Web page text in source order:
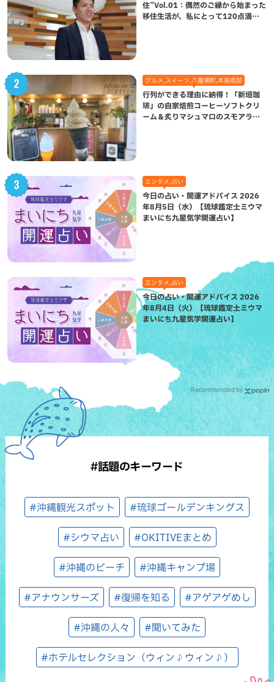
住”Vol.01：偶然のご縁から始まった
移住生活が、私にとって120点満点
グルメ,スイーツ,八重瀬町,本島南部
行列ができる理由に納得！「新垣珈
琲」の自家焙煎コーヒーソフトクリ
ーム＆炙りマシュマロのスモアラテ
エンタメ,占い
今日の占い・開運アドバイス 2026
年8月5日（水）【琉球鑑定士ミウマ
まいにち九星気学開運占い】
エンタメ,占い
今日の占い・開運アドバイス 2026
年8月4日（火）【琉球鑑定士ミウマ
まいにち九星気学開運占い】
Recommended by
#話題のキーワード
#沖縄観光スポット #琉球ゴールデンキングス
#シウマ占い #OKITIVEまとめ
#沖縄のビーチ #沖縄キャンプ場
#アナウンサーズ #復帰を知る #アゲアゲめし
#沖縄の人々 #聞いてみた
#ホテルセレクション（ウィン♪ウィン♪）